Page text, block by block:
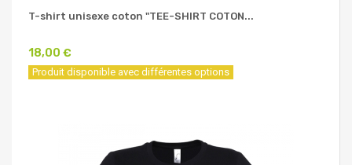
T-shirt unisexe coton "TEE-SHIRT COTON...
18,00 €
Produit disponible avec différentes options